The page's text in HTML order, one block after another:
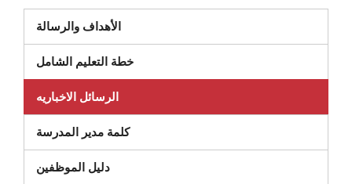
الأهداف والرسالة
خطة التعليم الشامل
الرسائل الاخباريه
كلمة مدير المدرسة
دليل الموظفين